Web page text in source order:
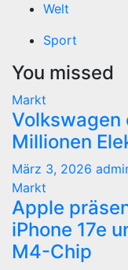
Welt
Sport
You missed
Markt
Volkswagen
Millionen
März 3, 2026
Markt
Apple
iPhone 17e
M4-Chip